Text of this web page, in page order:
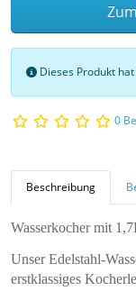
Dieses Produkt
0
Beschreibung
Wasserkocher mit
Unser Edelstahl-
erstklassiges